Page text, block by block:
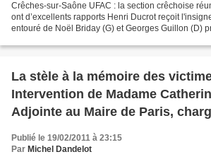
Crêches-sur-Saône UFAC : la section crêchoise
ont d’excellents rapports Henri Ducrot reçoit
entouré de Noël Briday (G) et Georges Guillon (D)
La stèle à la mémoire des
Intervention de Madame
Adjointe au Maire de Paris,
mémoire et du monde
précis)
Publié le 19/02/2011 à 23:15
Par Michel Dandelot